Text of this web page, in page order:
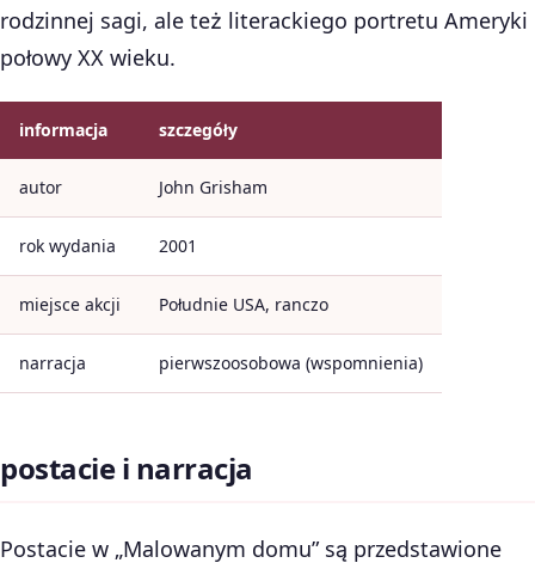
rodzinnej sagi, ale też literackiego portretu Ameryki
połowy XX wieku.
informacja szczegóły
autor John Grisham
rok wydania 2001
miejsce akcji Południe USA, ranczo
narracja pierwszoosobowa (wspomnienia)
postacie i narracja
Postacie w „Malowanym domu” są przedstawione